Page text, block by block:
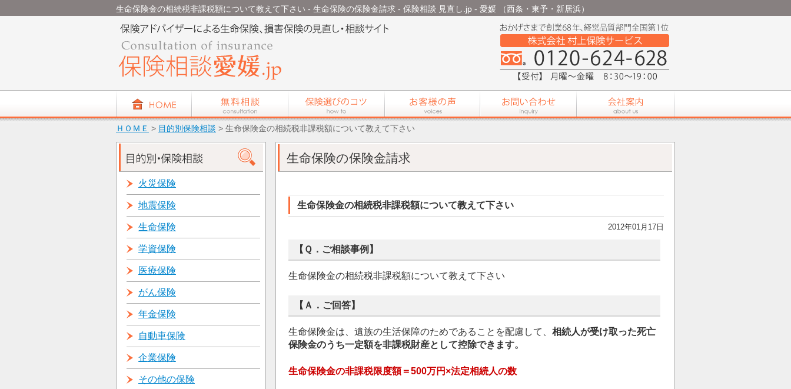
生命保険金の相続税非課税額について教えて下さい - 生命保険の保険金請求 - 保険相談 見直し.jp - 愛媛 （西条・東予・新居浜）
ＨＯＭＥ > 目的別保険相談 > 生命保険金の相続税非課税額について教えて下さい
生命保険の保険金請求
生命保険金の相続税非課税額について教えて下さい
2012年01月17日
【Ｑ．ご相談事例】
生命保険金の相続税非課税額について教えて下さい
【Ａ．ご回答】
生命保険金は、遺族の生活保障のためであることを配慮して、 相続人が受け取った死亡
保険金のうち一定額を非課税財産として控除できます。
生命保険金の非課税限度額＝500万円×法定相続人の数
火災保険
地震保険
生命保険
学資保険
医療保険
がん保険
年金保険
自動車保険
企業保険
その他の保険